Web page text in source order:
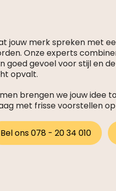
jouw merk spreken met
Onze experts
goed gevoel voor stijl en
opvalt.
brengen we jouw idee
met frisse voorstellen
Bel ons 078 - 20 34 010